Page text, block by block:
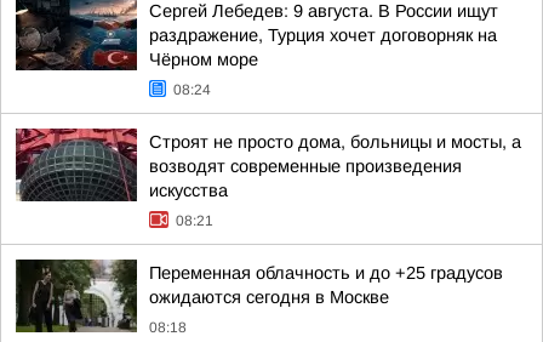
Сергей Лебедев: 9 августа. В России ищут
раздражение, Турция хочет договорняк на
Чёрном море
08:24
Строят не просто дома, больницы и мосты, а
возводят современные произведения
искусства
08:21
Переменная облачность и до +25 градусов
ожидаются сегодня в Москве
08:18